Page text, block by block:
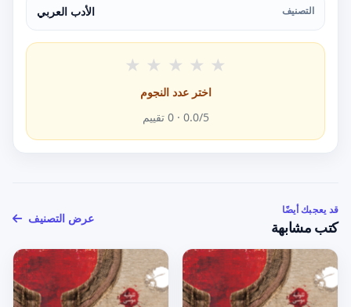
التصنيف الأدب العربي
★ ★ ★ ★ ★
اختر عدد النجوم
0.0/5 ·
0 تقييم
قد يعجبك أيضًا
كتب مشابهة
عرض التصنيف